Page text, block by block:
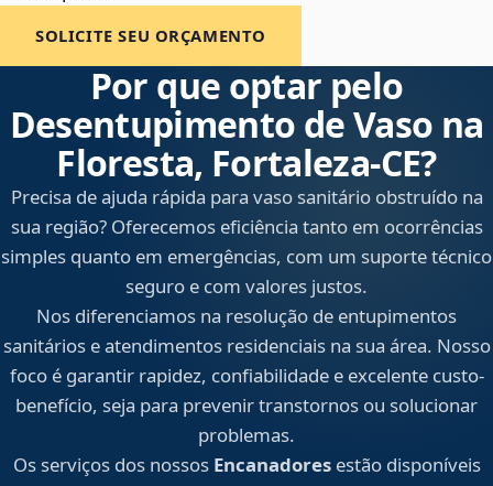
SOLICITE SEU ORÇAMENTO
Por que optar pelo
Desentupimento de Vaso na
Floresta, Fortaleza‑CE?
Precisa de ajuda rápida para vaso sanitário obstruído na
sua região? Oferecemos eficiência tanto em ocorrências
simples quanto em emergências, com um suporte técnico
seguro e com valores justos.
Nos diferenciamos na resolução de entupimentos
sanitários e atendimentos residenciais na sua área. Nosso
foco é garantir rapidez, confiabilidade e excelente custo-
benefício, seja para prevenir transtornos ou solucionar
problemas.
Os serviços dos nossos Encanadoresestão disponíveis